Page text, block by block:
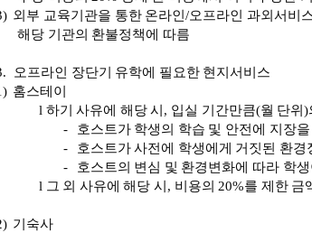
외부 교육기관을 통한 온라인/오프라인
과외서비
해당 기관의 환불정책에 따름
오프라인 장단기 유학에 필요한 현지서비스
홈스테이
l 하기 사유에 해당 시 , 입실 기간만큼(월 단위)
-
호스트가 학생의 학습 및 안전에 지장을
-
호스트가 사전에 학생에게 거짓된 환경
-
호스트의 변심 및 환경변화에 따라 학생
l 그 외 사유에 해당 시 , 비용의 20%를 제한 금
기숙사